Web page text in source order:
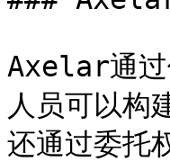
Axelar通过
人员可以构
还通过委托